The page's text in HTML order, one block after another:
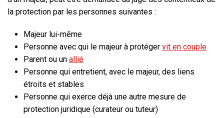
la protection par les personnes suivantes :
Majeur lui-même
Personne avec qui le majeur à protéger vit en couple
Parent ou un allié
Personne qui entretient, avec le majeur, des liens
étroits et stables
Personne qui exerce déjà une autre mesure de
protection juridique (curateur ou tuteur)